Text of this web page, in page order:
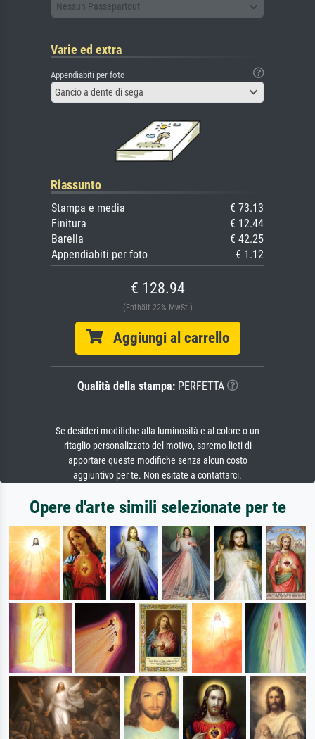
Nessun Passepartout
Varie ed extra
Appendiabiti per foto
Gancio a dente di sega
Riassunto
Stampa e media
€ 73.13
Finitura
€ 12.44
Barella
€ 42.25
Appendiabiti per foto
€ 1.12
€ 128.94
(Enthält 22% MwSt.)
Aggiungi al carrello
Qualità della stampa:PERFETTA
Se desideri modifiche alla luminosità e al colore o un
ritaglio personalizzato del motivo, saremo lieti di
apportare queste modifiche senza alcun costo
aggiuntivo per te. Non esitate a contattarci.
Opere d'arte simili selezionate per te